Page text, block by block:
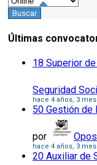
Últimas
18 Superior
Seguridad
hace 4 años, 3
50 Gestión de
por
hace 4 años, 3
20 Auxiliar de